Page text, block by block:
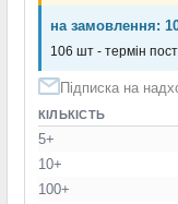
на замовлення:
106 шт - термін
Підписка на
КІЛЬКІСТЬ
5+
10+
100+